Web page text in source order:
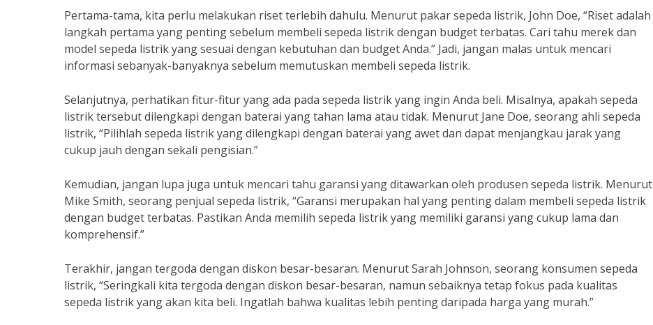
Pertama-tama, kita perlu melakukan riset terlebih dahulu. Menurut pakar sepeda listrik, John Doe, “Riset adalah
langkah pertama yang penting sebelum membeli sepeda listrik dengan budget terbatas. Cari tahu merek dan
model sepeda listrik yang sesuai dengan kebutuhan dan budget Anda.” Jadi, jangan malas untuk mencari
informasi sebanyak-banyaknya sebelum memutuskan membeli sepeda listrik.
Selanjutnya, perhatikan fitur-fitur yang ada pada sepeda listrik yang ingin Anda beli. Misalnya, apakah sepeda
listrik tersebut dilengkapi dengan baterai yang tahan lama atau tidak. Menurut Jane Doe, seorang ahli sepeda
listrik, “Pilihlah sepeda listrik yang dilengkapi dengan baterai yang awet dan dapat menjangkau jarak yang
cukup jauh dengan sekali pengisian.”
Kemudian, jangan lupa juga untuk mencari tahu garansi yang ditawarkan oleh produsen sepeda listrik. Menurut
Mike Smith, seorang penjual sepeda listrik, “Garansi merupakan hal yang penting dalam membeli sepeda listrik
dengan budget terbatas. Pastikan Anda memilih sepeda listrik yang memiliki garansi yang cukup lama dan
komprehensif.”
Terakhir, jangan tergoda dengan diskon besar-besaran. Menurut Sarah Johnson, seorang konsumen sepeda
listrik, “Seringkali kita tergoda dengan diskon besar-besaran, namun sebaiknya tetap fokus pada kualitas
sepeda listrik yang akan kita beli. Ingatlah bahwa kualitas lebih penting daripada harga yang murah.”